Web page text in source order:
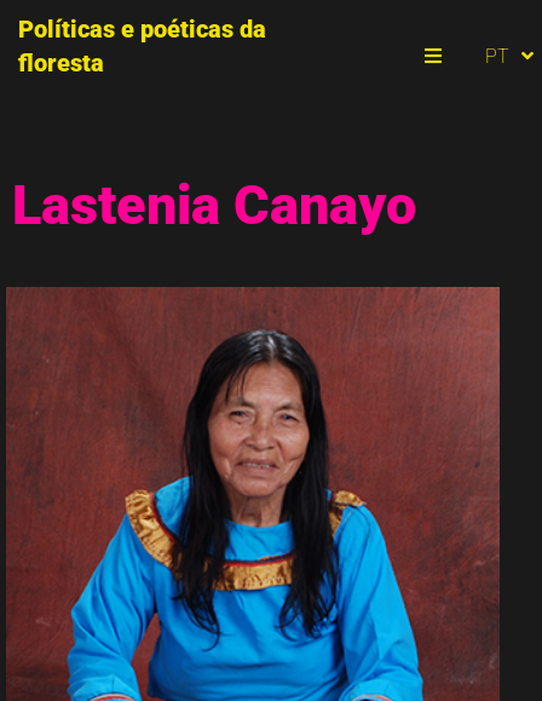
Políticas e poéticas da
floresta
PT
EN
Lastenia Canayo